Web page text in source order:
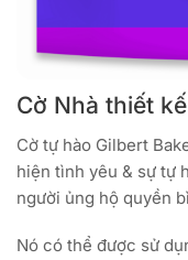
Cờ Nhà thiết
Cờ tự hào Gilbert
hiện tình yêu & sự tự
người ủng hộ quyền
Nó có thể được sử